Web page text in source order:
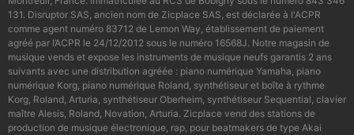
131. Disruptor SAS, ancien nom de Zicplace SAS, est déclarée à l'ACPR
comme agent numéro 83712 de Lemon Way, établissement de paiement
agréé par l’ACPR le 24/12/2012 sous le numéro 16568J. Notre magasin de
musique vends et expose les instruments de musique neufs garantis 2 ans
suivants avec une distribution agréée : piano numérique Yamaha, piano
numérique Korg, piano numérique Roland, synthétiseur et boîte à rythme
Korg, Roland, Arturia, synthétiseur Oberheim, synthétiseur Sequential, clavier
maître Alesis, Roland, Novation, Arturia. Zicplace vend des stations de
production de musique électronique, rap, pour beatmakers de type Akai